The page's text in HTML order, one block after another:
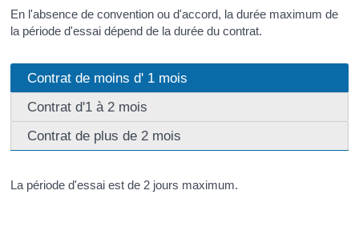
En l'absence de convention ou d'accord, la durée maximum de
la période d'essai dépend de la durée du contrat.
Contrat de moins d' 1 mois
Contrat d'1 à 2 mois
Contrat de plus de 2 mois
La période d'essai est de 2 jours maximum.